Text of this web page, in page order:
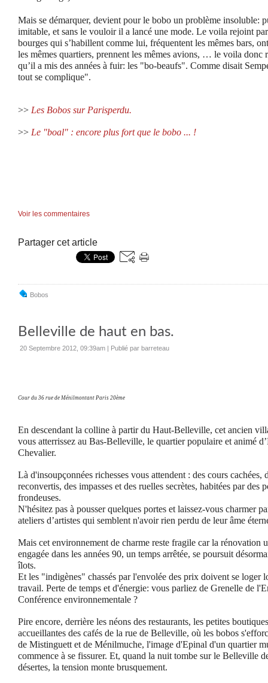
Mais se démarquer, devient pour le bobo un problème insoluble:
imitable, et sans le vouloir il a lancé une mode. Le voila rejoint
bourges qui s’habillent comme lui, fréquentent les mêmes bars,
les mêmes quartiers, prennent les mêmes avions, … le voila donc
qu’il a mis des années à fuir: les "bo-beaufs". Comme disait
tout se complique".
>> Les Bobos sur Parisperdu.
>> Le "boal" : encore plus fort que le bobo ... !
Voir les commentaires
Partager cet article
Bobos
Belleville de haut en bas.
20 Septembre 2012, 09:39am | Publié par barreteau
Cour du 36 rue de Ménilmontant Paris 20ème
En descendant la colline à partir du Haut-Belleville, cet ancien
vous atterrissez au Bas-Belleville, le quartier populaire et animé
Chevalier.
Là d'insoupçonnées richesses vous attendent : des cours cachées,
reconvertis, des impasses et des ruelles secrètes, habitées par des
frondeuses.
N'hésitez pas à pousser quelques portes et laissez-vous charmer
ateliers d’artistes qui semblent n'avoir rien perdu de leur âme
Mais cet environnement de charme reste fragile car la rénovation
engagée dans les années 90, un temps arrêtée, se poursuit
îlots.
Et les "indigènes" chassés par l'envolée des prix doivent se loger
travail. Perte de temps et d'énergie: vous parliez de Grenelle de
Conférence environnementale ?
Pire encore, derrière les néons des restaurants, les petites
accueillantes des cafés de la rue de Belleville, où les bobos
de Mistinguett et de Ménilmuche, l'image d'Epinal d'un quartier
commence à se fissurer. Et, quand la nuit tombe sur le Belleville
désertes, la tension monte brusquement.